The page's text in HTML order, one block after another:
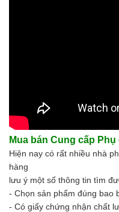
Mua bán Cung cấp
Hiện nay có rất nhiều nhà
hàng
lưu ý một số thông tin tìm
- Chọn sản phẩm đúng bao
- Có giấy chứng nhận chất